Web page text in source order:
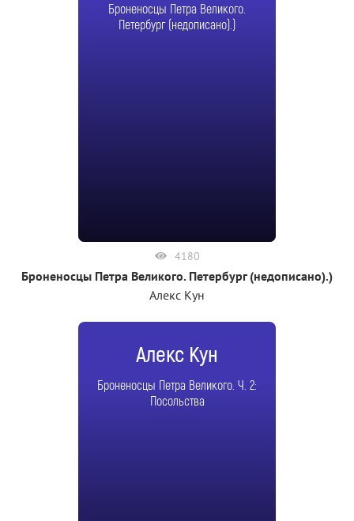
Броненосцы Петра Великого.
Петербург (недописано).)
4180
Броненосцы Петра Великого. Петербург (недописано).)
Алекс Кун
Алекс Кун
Броненосцы Петра Великого. Ч. 2:
Посольства